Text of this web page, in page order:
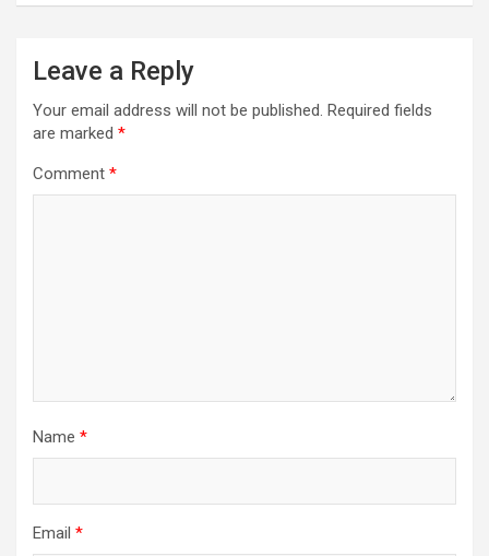
Leave a Reply
Your email address will not be published. Required fields
are marked *
Comment *
Name *
Email *